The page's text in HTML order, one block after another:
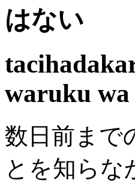
はない
waruku
数日前まで
とを知らな